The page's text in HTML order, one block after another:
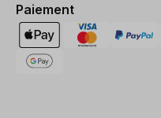
Paiement